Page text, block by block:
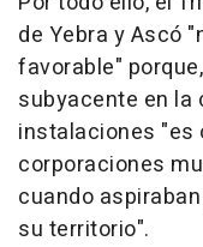
de Yebra y Ascó
favorable"
subyacente en la
instalaciones "es
corporaciones
cuando
su territorio".